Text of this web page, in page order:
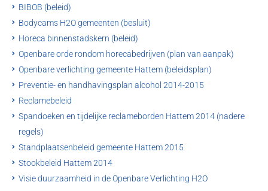
BIBOB (beleid)
Bodycams H2O gemeenten (besluit)
Horeca binnenstadskern (beleid)
Openbare orde rondom horecabedrijven (plan van aanpak)
Openbare verlichting gemeente Hattem (beleidsplan)
Preventie- en handhavingsplan alcohol 2014-2015
Reclamebeleid
Spandoeken en tijdelijke reclameborden Hattem 2014 (nadere
regels)
Standplaatsenbeleid gemeente Hattem 2015
Stookbeleid Hattem 2014
Visie duurzaamheid in de Openbare Verlichting H2O